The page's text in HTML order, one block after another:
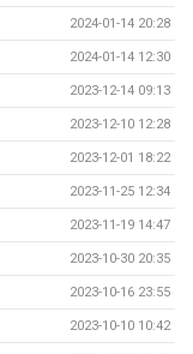
2024-01-14 20:28
2024-01-14 12:30
2023-12-14 09:13
2023-12-10 12:28
2023-12-01 18:22
2023-11-25 12:34
2023-11-19 14:47
2023-10-30 20:35
2023-10-16 23:55
2023-10-10 10:42